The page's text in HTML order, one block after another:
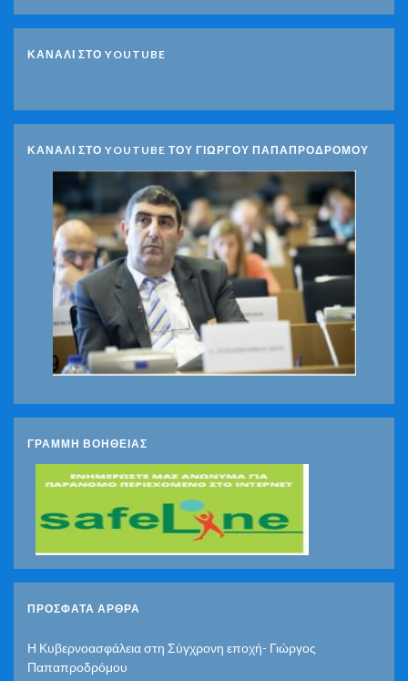
ΚΑΝΑΛΙ ΣΤΟ YOUTUBE
ΚΑΝΑΛΙ ΣΤΟ YOUTUBE ΤΟΥ ΓΙΩΡΓΟΥ ΠΑΠΑΠΡΟΔΡΟΜΟΥ
ΓΡΑΜΜΗ ΒΟΗΘΕΙΑΣ
ΠΡΌΣΦΑΤΑ ΆΡΘΡΑ
Η Κυβερνοασφάλεια στη Σύγχρονη εποχή- Γιώργος
Παπαπροδρόμου